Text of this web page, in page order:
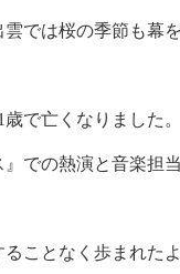
では桜の季節も幕
で亡くなりました
での熱演と音楽担
ことなく歩まれた